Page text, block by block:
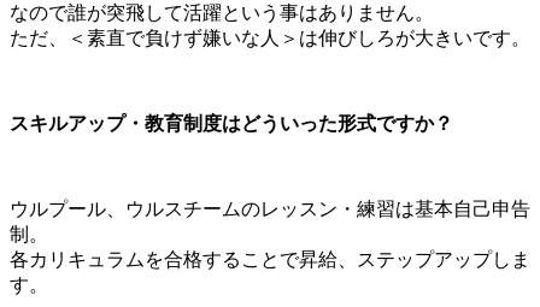
なので誰が突飛して活躍という事はありません。
ただ、＜素直で負けず嫌いな人＞は伸びしろが大きいです。
スキルアップ・教育制度はどういった形式ですか？
ウルプール、ウルスチームのレッスン・練習は基本自己申告
制。
各カリキュラムを合格することで昇給、ステップアップしま
す。